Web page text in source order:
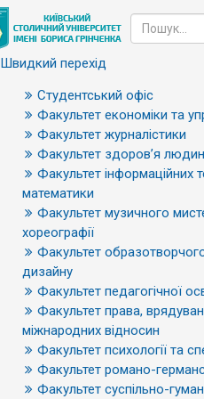
Швидкий перехід
Студентський офіс
Факультет економіки та
Факультет журналістики
Факультет здоров’я
Факультет інформаційних
математики
Факультет музичного
хореографії
Факультет
дизайну
Факультет педагогічної
Факультет права,
міжнародних відносин
Факультет психології та
Факультет романо-
Факультет суспільно-